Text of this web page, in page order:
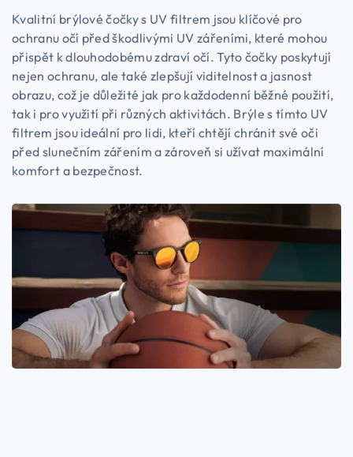
Kvalitní brýlové čočky s UV filtrem jsou klíčové pro
ochranu očí před škodlivými UV zářeními, které mohou
přispět k dlouhodobému zdraví očí. Tyto čočky poskytují
nejen ochranu, ale také zlepšují viditelnost a jasnost
obrazu, což je důležité jak pro každodenní běžné použití,
tak i pro využití při různých aktivitách. Brýle s tímto UV
filtrem jsou ideální pro lidi, kteří chtějí chránit své oči
před slunečním zářením a zároveň si užívat maximální
komfort a bezpečnost.